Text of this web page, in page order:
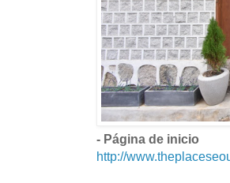
- Página de inicio
http://